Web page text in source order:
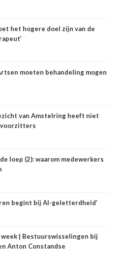
het hogere doel zijn van de
moeten behandeling mogen
van Amstelring heeft niet
voorzitters
loep (2): waarom medewerkers
begint bij AI-geletterdheid’
| Bestuurswisselingen bij
Anton Constandse